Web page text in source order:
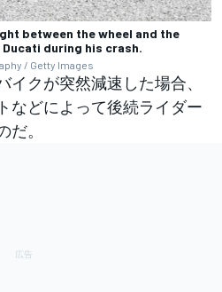
between the wheel and the
Ducati during his crash.
/ Getty Images
クが突然減速した場合、
などによって後続ライダー
。